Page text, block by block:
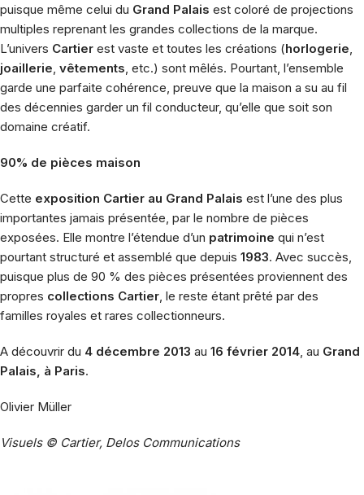
puisque même celui du Grand Palais est coloré de projections
multiples reprenant les grandes collections de la marque.
L’univers Cartier est vaste et toutes les créations (horlogerie
joaillerie vêtements , etc.) sont mêlés. Pourtant, l’ensemble
garde une parfaite cohérence, preuve que la maison a su au fil
des décennies garder un fil conducteur, qu’elle que soit son
domaine créatif.
90% de pièces maison
Cette exposition Cartier au Grand Palais est l’une des plus
importantes jamais présentée, par le nombre de pièces
exposées. Elle montre l’étendue d’un patrimoine qui n’est
pourtant structuré et assemblé que depuis 1983. Avec succès,
puisque plus de 90 % des pièces présentées proviennent des
propres collections Cartier , le reste étant prêté par des
familles royales et rares collectionneurs.
A découvrir du 4 décembre 2013 au 16 février 2014 , au Grand
Palais, à Paris.
Olivier Müller
Visuels © Cartier, Delos Communications